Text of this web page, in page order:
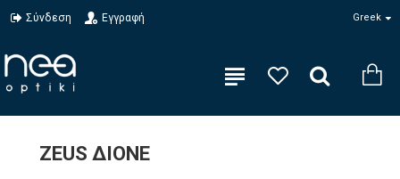
Σύνδεση Εγγραφή Greek
ZEUS ΔIONE